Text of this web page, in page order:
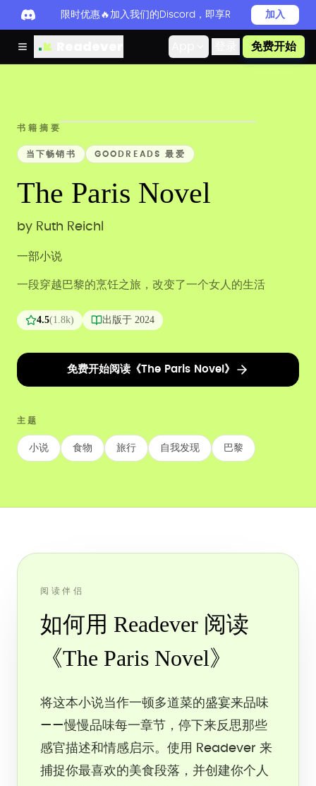
限时优惠🔥加入我们的Discord，即享Readever PRO五折
加入
免费开始
书籍摘要
当下畅销书 GOODREADS 最爱
The Paris Novel
by Ruth Reichl
一部小说
一段穿越巴黎的烹饪之旅，改变了一个女人的生活
4.5(1.8k) 出版于 2024
免费开始阅读《The Paris Novel》
主题
小说 食物 旅行 自我发现 巴黎
阅读伴侣
如何用 Readever 阅读
《The Paris Novel》
将这本小说当作一顿多道菜的盛宴来品味
——慢慢品味每一章节，停下来反思那些
感官描述和情感启示。使用 Readever 来
捕捉你最喜欢的美食段落，并创建你个人